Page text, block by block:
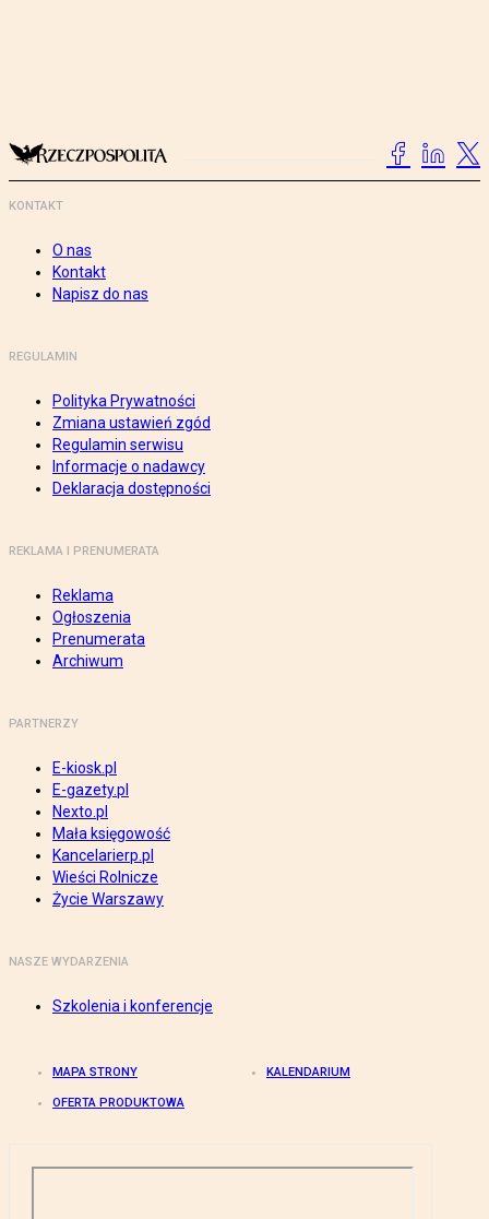
KONTAKT
O nas
Kontakt
Napisz do nas
REGULAMIN
Polityka Prywatności
Zmiana ustawień zgód
Regulamin serwisu
Informacje o nadawcy
Deklaracja dostępności
REKLAMA I PRENUMERATA
Reklama
Ogłoszenia
Prenumerata
Archiwum
PARTNERZY
E-kiosk.pl
E-gazety.pl
Nexto.pl
Mała księgowość
Kancelarierp.pl
Wieści Rolnicze
Życie Warszawy
NASZE WYDARZENIA
Szkolenia i konferencje
MAPA STRONY KALENDARIUM
OFERTA PRODUKTOWA